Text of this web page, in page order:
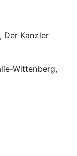
Der Kanzler
Wittenberg,